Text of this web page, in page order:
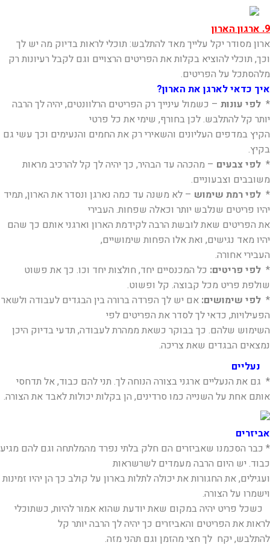
9. ארגון הארון
ארון מסודר יקל עלייך מאד להתלבש: תוכלי לראות בדיוק מה יש לך
וכך, תוכלי להוציא בקלות את הפריטים הרצויים וגם לקבל רעיונות רק
מלהסתכל על הפריטים.
איך כדאי לארגן את הארון?
* לפי עונות – כשמול עינייך רק הפריטים הרלוונטים, יהיה לך הרבה
יותר קל להתלבש. לכן בחורף, שימי את כל פרטי
הקיץ במדפים העליונים והשאירי רק את החמים והנעימים וכך עשי גם
בקיץ.
* לפי צבעים – מהכהה עד הבהיר, כך יהיה לך קל להרכיב מראות
משובבים וצבעוניים.
* לפי רמת שימוש – לא משנה עד כמה נארגן ונסדר את הארון, תמיד
יהיו פריטים שנלבש יותר וכאלה שפחות. העבירי
את הפריטים שאת לובשת הרבה לקידמת הארון וארגני אותם כך שהם
יהיו מאד נגישים, ואת אלו הפחות שימושיים,
העבירי אחורה.
* לפי פריטים: כל המכנסיים יחד, חולצות יחד וכו. כך את פשוט
שולפת פריט מכל קבוצה. קל ופשוט.
* לפי שימושים: אם יש לך הפרדה ברורה בין הבגדים לעבודה ולשאר
הפעילויות, כדאי לך לסדר את הפריטים לפי
השימוש שלהם. כך בבוקר כשאת ממהרת לעבודה, תדעי בדיוק היכן
נמצאים הבגדים שאת צריכה.
נעליים
* גם את הנעליים ארגני בצורה הנוחה לך. תני להם כבוד, אל תדחסי
אותם אחת על השנייה כמו סרדינים, הן בקלות יכולות לאבד את הצורה.
אביזרים
* כבר הסכמנו שאביזרים הם חלק בלתי נפרד מהמלתחה וגם להם מגיע
כבוד. יש היום הרבה מעמדים לשרשראות
ועגילים, את החגורות את יכולה לתלות בארון על קולב כך הן יהיו זמינות
וישמרו על הצורה.
כשכל פריט יהיה במקום שאת יודעת שהוא אמור להיות, כשתוכלי
לראות את הפריטים והאביזרים כך יהיה לך הרבה יותר קל
להתלבש, יקח לך חצי מהזמן וגם תהני מזה.